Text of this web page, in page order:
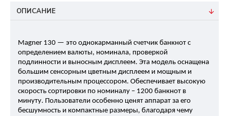
ОПИСАНИЕ
Magner 130 — это однокарманный счетчик банкнот с
определением валюты, номинала, проверкой
подлинности и выносным дисплеем. Эта модель оснащена
большим сенсорным цветным дисплеем и мощным и
производительным процессором. Обеспечивает высокую
скорость сортировки по номиналу – 1200 банкнот в
минуту. Пользователи особенно ценят аппарат за его
бесшумность и компактные размеры, благодаря чему